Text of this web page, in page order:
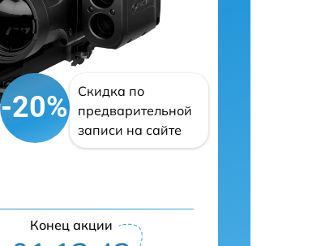
-20%
Скидка по
предварительной
записи на сайте
Конец акции